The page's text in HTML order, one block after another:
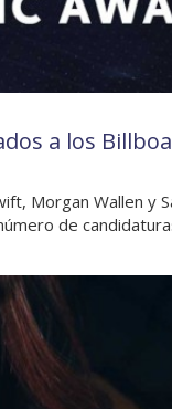
a los
Morgan Wallen y
de